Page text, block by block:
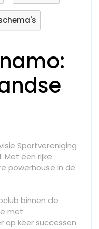
Sportvereniging
Met een rijke
powerhouse in de
binnen de
met
op keer successen